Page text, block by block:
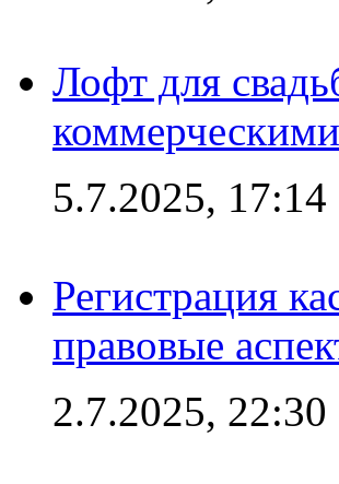
Лофт для
5.7.2025, 17:14
Регистрация
правовые
2.7.2025, 22:30